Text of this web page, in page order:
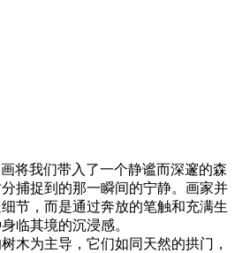
将我们带入了一个静谧而深邃的森
捕捉到的那一瞬间的宁静。画家并
节，而是通过奔放的笔触和充满生
临其境的沉浸感。
木为主导，它们如同天然的拱门，